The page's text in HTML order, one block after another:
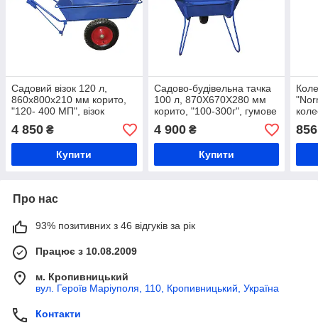
Садовий візок 120 л,
860х800х210 мм корито,
"120- 400 МП", візок
4 850 ₴
Купити
Садово-будівельна тачка
100 л, 870Х670Х280 мм
корито, "100-300г", гумове
4 900₴
Купити
856
Про нас
93% позитивних з 46 відгуків за рік
Працює з 10.08.2009
м. Кропивницький
вул. Героїв Маріуполя, 110, Кропивницький, Україна
Контакти